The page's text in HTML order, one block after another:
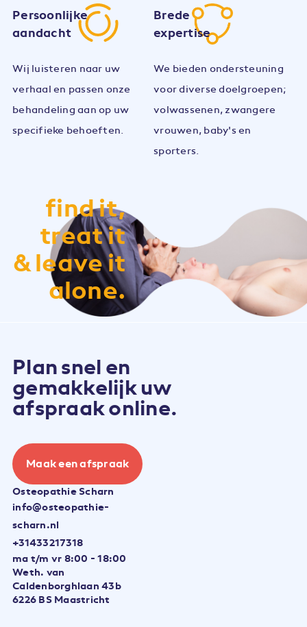
Persoonlijke
aandacht
Wij luisteren naar uw
verhaal en passen onze
behandeling aan op uw
specifieke behoeften.
Brede
expertise
We bieden ondersteuning
voor diverse doelgroepen;
volwassenen, zwangere
vrouwen, baby's en
sporters.
find it,
treat it
& leave it
alone.
Plan snel en
gemakkelijk uw
afspraak online.
Maak een afspraak
Osteopathie Scharn
info@osteopathie-
scharn.nl
+31433217318
ma t/m vr 8:00 - 18:00
Weth. van
Caldenborghlaan 43b
6226 BS Maastricht